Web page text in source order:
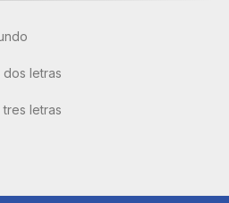
letras
letras